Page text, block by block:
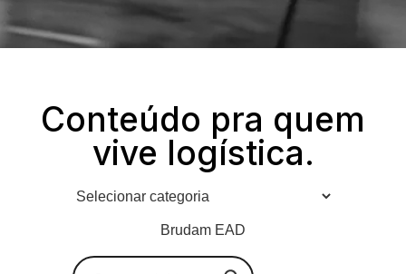
Conteúdo pra quem
vive logística.
Brudam EAD